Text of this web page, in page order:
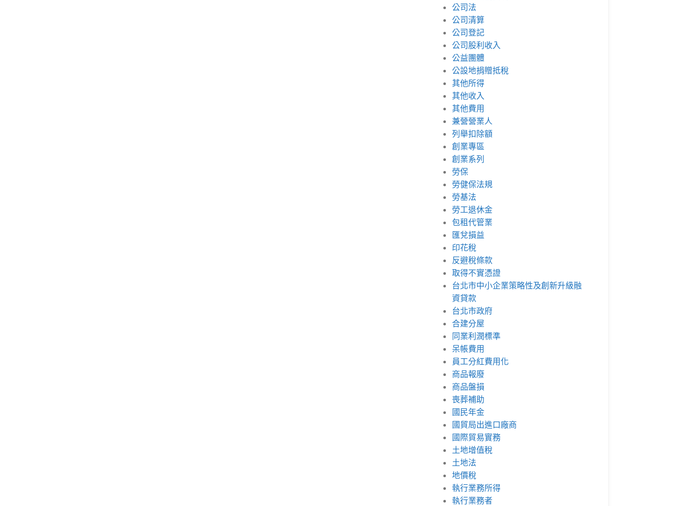
公司法
公司清算
公司登記
公司股利收入
公益團體
公設地捐贈抵稅
其他所得
其他收入
其他費用
兼營營業人
列舉扣除額
創業專區
創業系列
勞保
勞健保法規
勞基法
勞工退休金
包租代管業
匯兌損益
印花稅
反避稅條款
取得不實憑證
台北市中小企業策略性及創新升級融
資貸款
台北市政府
合建分屋
同業利潤標準
呆帳費用
員工分紅費用化
商品報廢
商品盤損
喪葬補助
國民年金
國貿局出進口廠商
國際貿易實務
土地增值稅
土地法
地價稅
執行業務所得
執行業務者